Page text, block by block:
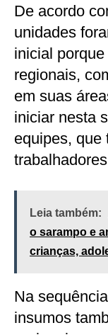
De acordo
unidades
inicial
regionais,
em suas
iniciar nesta
equipes, que
Leia também:
o sarampo e
crianças,
Na
insumos